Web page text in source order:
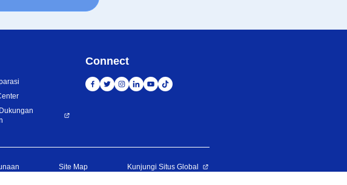
Connect
Site Map Kunjungi Situs Global